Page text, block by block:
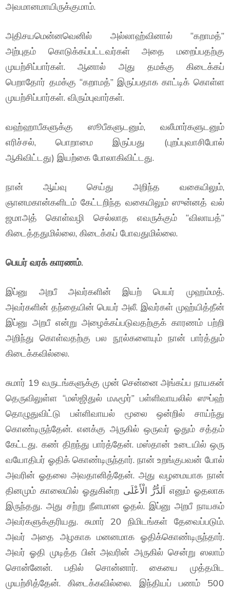
அவமானமாயிருக்குமாம்.
அதிசயமென்னவெனில் அல்லாஹ்வினால் “கறாமத்”
அற்புதம் கொடுக்கப்பட்டவர்கள் அதை மறைப்பதற்கு
முயற்சிப்பார்கள். ஆனால் அது தமக்கு கிடைக்கப்
பெறாதோர் தமக்கு “கறாமத்” இருப்பதாக காட்டிக் கொள்ள
முயற்சிப்பார்கள். விரும்புவார்கள்.
வஹ்ஹாபீகளுக்கு ஸூபீகளுடனும், வலீமார்களுடனும்
எரிச்சல், பொறாமை இருப்பது (புறப்புவாசிபோல்
ஆகிவிட்டது) இயற்கை போலாகிவிட்டது.
நான் ஆய்வு செய்து அறிந்த வகையிலும்,
ஞானமகான்களிடம் கேட்டறிந்த வகையிலும் ஸுன்னத் வல்
ஜமாஅத் கொள்வழி செல்லாத எவருக்கும் “விலாயத்”
கிடைத்ததுமில்லை, கிடைக்கப் போவதுமில்லை.
பெயர் வரக் காரணம்.
இப்னு அறபீ அவர்களின் இயற் பெயர் முஹம்மத்.
அவர்களின் தந்தையின் பெயர் அலீ. இவர்கள் முஹ்யித்தீன்
இப்னு அறபீ என்று அழைக்கப்படுவதற்குக் காரணம் பற்றி
அறிந்து கொள்வதற்கு பல நூல்களையும் நான் பார்த்தும்
கிடைக்கவில்லை.
சுமார் 19 வருடங்களுக்கு முன் சென்னை அங்கப்ப நாயகன்
தெருவிலுள்ள “மஸ்ஜிதுல் மஃமூர்” பள்ளிவாயலில் ஸுப்ஹ்
தொழுதுவிட்டு பள்ளிவாயல் மூலை ஒன்றில் சாய்ந்து
கொண்டிருந்தேன். எனக்கு அருகில் ஒருவர் ஓதும் சத்தம்
கேட்டது. கண் திறந்து பார்த்தேன். மஸ்தான் உடையில் ஒரு
வயோதிபர் ஓதிக் கொண்டிருந்தார். நான் உறங்குபவன் போல்
அவரின் ஓதலை அவதானித்தேன். அது வழமையாக நான்
தினமும் காலையில் ஓதுகின்ற اَلدُّرُّ الْأَعْلَى எனும் ஓதலாக
இருந்தது. அது சற்று நீளமான ஓதல். இப்னு அறபீ நாயகம்
அவர்களுக்குரியது. சுமார் 20 நிமிடங்கள் தேவைப்படும்.
அவர் அதை அழகாக மனனமாக ஓதிக்கொண்டிருந்தார்.
அவர் ஓதி முடித்த பின் அவரின் அருகில் சென்று ஸலாம்
சொன்னேன். பதில் சொன்னார். கையை முத்தமிட
முயற்சித்தேன். கிடைக்கவில்லை. இந்தியப் பணம் 500